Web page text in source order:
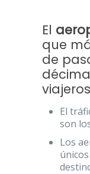
El
que
de
El
son
Los